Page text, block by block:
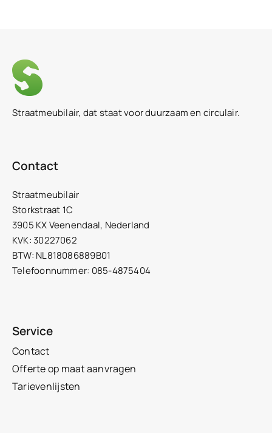
Straatmeubilair, dat staat voor duurzaam en circulair.
Contact
Straatmeubilair
Storkstraat 1C
3905 KX Veenendaal, Nederland
KVK: 30227062
BTW: NL818086889B01
Telefoonnummer: 085-4875404
Service
Contact
Offerte op maat aanvragen
Tarievenlijsten